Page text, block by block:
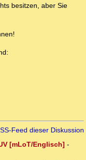
besitzen, aber Sie
Feed dieser Diskussion
[mLoT/Englisch] -